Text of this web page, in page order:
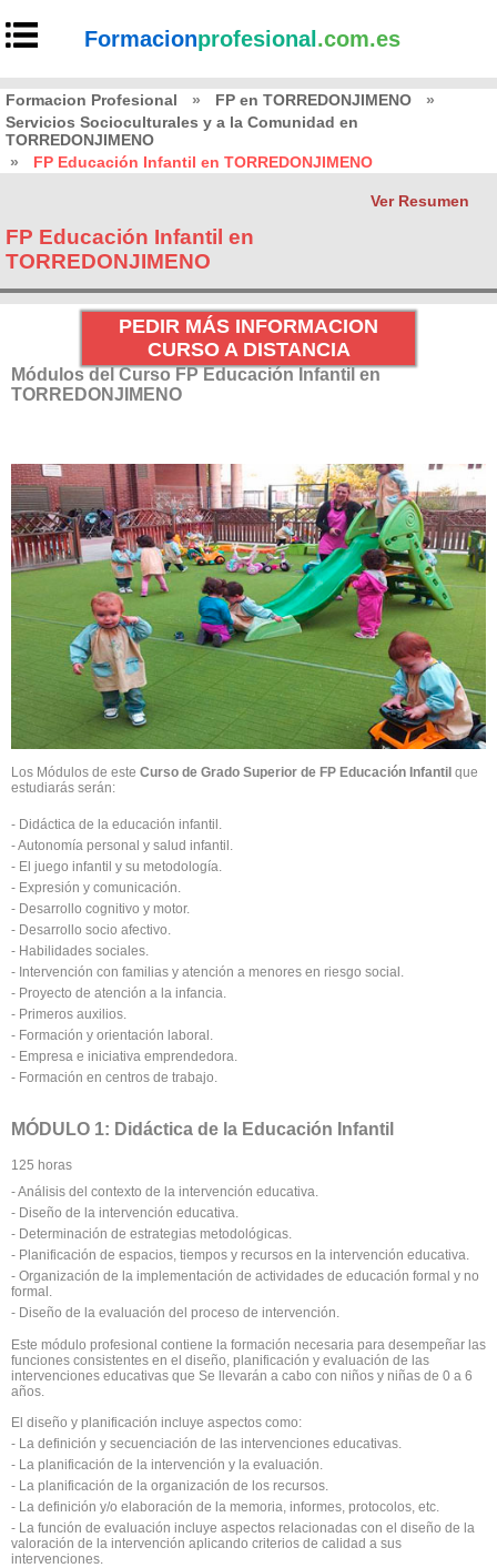
Formacionprofesional .com.es
Formacion Profesional » FP en TORREDONJIMENO
»
Servicios Socioculturales y a la Comunidad en
TORREDONJIMENO
»
FP Educación Infantil en TORREDONJIMENO
Ver Resumen
FP Educación Infantil en
TORREDONJIMENO
PEDIR MÁS INFORMACION
CURSO A DISTANCIA
Módulos del Curso FP Educación Infantil en
TORREDONJIMENO
Los Módulos de este Curso de Grado Superior de FP Educación Infantil que
estudiarás serán:
- Didáctica de la educación infantil.
- Autonomía personal y salud infantil.
- El juego infantil y su metodología.
- Expresión y comunicación.
- Desarrollo cognitivo y motor.
- Desarrollo socio afectivo.
- Habilidades sociales.
- Intervención con familias y atención a menores en riesgo social.
- Proyecto de atención a la infancia.
- Primeros auxilios.
- Formación y orientación laboral.
- Empresa e iniciativa emprendedora.
- Formación en centros de trabajo.
MÓDULO 1: Didáctica de la Educación Infantil
125 horas
- Análisis del contexto de la intervención educativa.
- Diseño de la intervención educativa.
- Determinación de estrategias metodológicas.
- Planificación de espacios, tiempos y recursos en la intervención educativa.
- Organización de la implementación de actividades de educación formal y no
formal.
- Diseño de la evaluación del proceso de intervención.
Este módulo profesional contiene la formación necesaria para desempeñar las
funciones consistentes en el diseño, planificación y evaluación de las
intervenciones educativas que Se llevarán a cabo con niños y niñas de 0 a 6
años.
El diseño y planificación incluye aspectos como:
- La definición y secuenciación de las intervenciones educativas.
- La planificación de la intervención y la evaluación.
- La planificación de la organización de los recursos.
- La definición y/o elaboración de la memoria, informes, protocolos, etc.
- La función de evaluación incluye aspectos relacionadas con el diseño de la
valoración de la intervención aplicando criterios de calidad a sus
intervenciones.